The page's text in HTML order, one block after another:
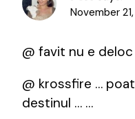
November
@ favit nu e
@ krossfire …
destinul … …